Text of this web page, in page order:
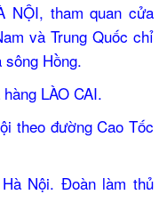
NỘI, tham quan cửa
và Trung Quốc chỉ
Hồng.
LÀO CAI.
theo đường Cao Tốc
Nội. Đoàn làm thủ